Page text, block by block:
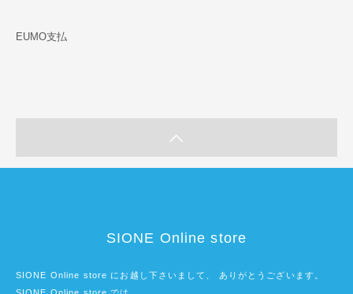
EUMO支払
SIONE Online store
SIONE Online store にお越し下さいまして、 ありがとうございます。
SIONE Online store では、